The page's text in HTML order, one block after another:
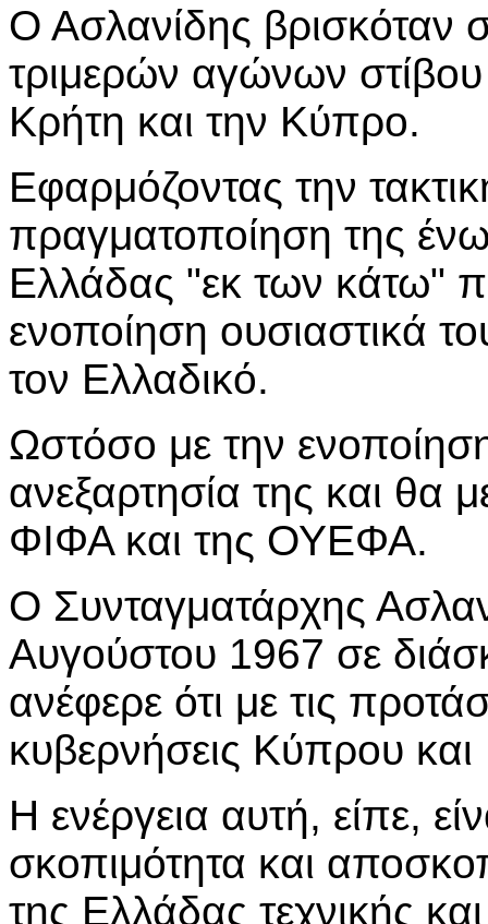
Ο Ασλανίδης βρισκόταν
τριμερών αγώνων
Κρήτη και την Κύπρο.
Εφαρμόζοντας την
πραγματοποίηση της
Ελλάδας "εκ των κάτω"
ενοποίηση ουσιαστικά
τον Ελλαδικό.
Ωστόσο με την
ανεξαρτησία της και θα
ΦΙΦΑ και της ΟΥΕΦΑ.
Ο Συνταγματάρχης
Αυγούστου 1967 σε
ανέφερε ότι με τις
κυβερνήσεις Κύπρου
Η ενέργεια αυτή, είπε,
σκοπιμότητα και
της Ελλάδας τεχνικής